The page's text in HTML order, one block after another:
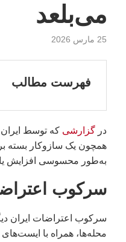
می‌بلعد
25 مارس 2026
فهرست مطالب
در گزارشی که توسط
به‌طور محسوسی افزایش
سرکوب
سرکوب اعتراضات ایران
محله‌ها، همراه با